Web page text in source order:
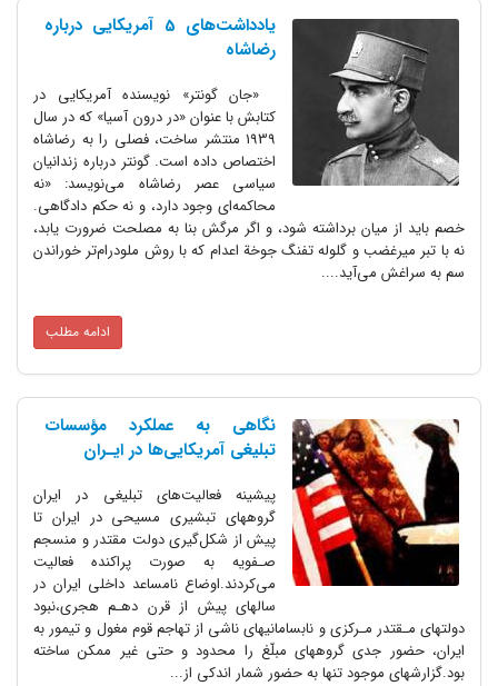
یادداشت‌های 5 آمریکایی درباره
رضاشاه
«جان گونتر» نویسنده آمریکایی در
کتابش با عنوان «در درون آسیا» که در سال
1939 منتشر ساخت، فصلی را به رضاشاه
اختصاص داده است. گونتر درباره زندانیان
سیاسی عصر رضاشاه می‌نویسد: «نه
محاکمه‌ای وجود دارد، و نه حکم دادگاهی.
خصم باید از میان برداشته شود، و اگر مرگش بنا به مصلحت ضرورت یابد،
نه با تبر میرغضب و گلوله تفنگ جوخة اعدام که با روش ملودرام‌تر خوراندن
سم به سراغش می‌آید....
ادامه مطلب
نگاهی به عملکرد مؤسسات
تبلیغی آمریکایی‌ها‌ در‌ ایـران‌
پیشینه فعالیت‌های تبلیغی در ایران
گروههای تبشیری مسیحی در ایران تا‌
پیش از شکل‌گیری دولت مقتدر و منسجم
صـفویه به‌ صورت پراکنده فعالیت
می‌کردند.اوضاع‌ نامساعد داخلی ایران در‌
سالهای‌ پیش از قرن دهـم‌ هجری،نبود
دولتهای مـقتدر مـرکزی و نابسامانیهای ناشی از تهاجم قوم مغول و تیمور به
ایران، حضور جدی گروههای مبلّغ را محدود و حتی غیر ممکن ساخته
بود.گزارشهای موجود‌ تنها به‌ حضور شمار اندکی از...